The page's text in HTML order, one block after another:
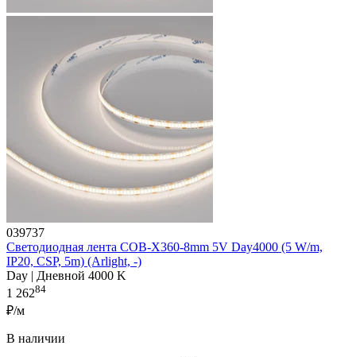
039737
Светодиодная лента COB-X360-8mm 5V Day4000 (5 W/m,
IP20, CSP, 5m) (Arlight, -)
Day | Дневной 4000 K
1 26284
₽/м
В наличии